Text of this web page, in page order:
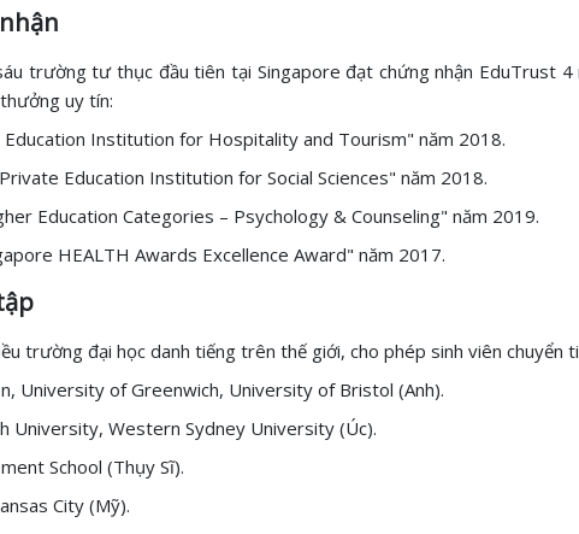
trường tư thục đầu tiên tại Singapore đạt chứng nhận EduTrust
uy tín:
Institution for Hospitality and Tourism" năm 2018.
Education Institution for Social Sciences" năm 2018.
Education Categories – Psychology & Counseling" năm 2019.
HEALTH Awards Excellence Award" năm 2017.
trường đại học danh tiếng trên thế giới, cho phép sinh viên chuyển
University of Greenwich, University of Bristol (Anh).
University, Western Sydney University (Úc).
School (Thụy Sĩ).
City (Mỹ).